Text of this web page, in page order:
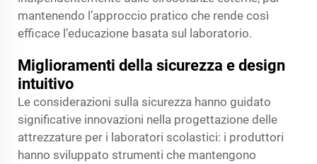
mantenendo l’approccio pratico che rende così
efficace l’educazione basata sul laboratorio.
Miglioramenti della sicurezza e design
intuitivo
Le considerazioni sulla sicurezza hanno guidato
significative innovazioni nella progettazione delle
attrezzature per i laboratori scolastici: i produttori
hanno sviluppato strumenti che mantengono